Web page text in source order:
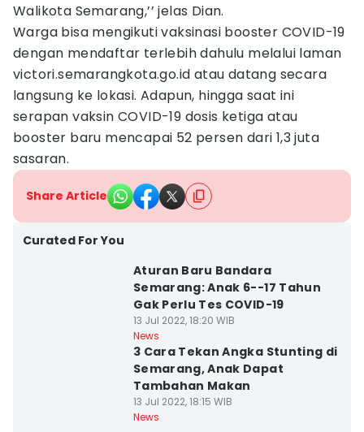
Walikota Semarang,’’ jelas Dian.
Warga bisa mengikuti vaksinasi booster COVID-19
dengan mendaftar terlebih dahulu melalui laman
victori.semarangkota.go.id atau datang secara
langsung ke lokasi. Adapun, hingga saat ini
serapan vaksin COVID-19 dosis ketiga atau
booster baru mencapai 52 persen dari 1,3 juta
sasaran.
Share Article
Curated For You
Aturan Baru Bandara
Semarang: Anak 6--17 Tahun
Gak Perlu Tes COVID-19
13 Jul 2022, 18:20 WIB
News
3 Cara Tekan Angka Stunting di
Semarang, Anak Dapat
Tambahan Makan
13 Jul 2022, 18:15 WIB
News